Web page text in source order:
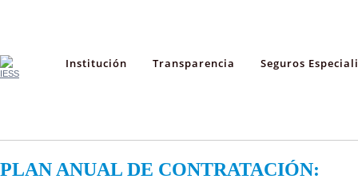
Institución Transparencia Seguros
PLAN ANUAL DE CONTRATACIÓN: